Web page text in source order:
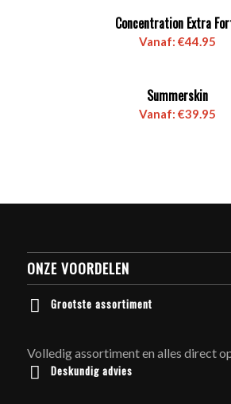
Concentration Extra
Vanaf:€44.95
Summerskin
Vanaf:€39.95
ONZE VOORDELEN
Grootste assortiment
Volledig assortiment en alles direct
Deskundig advies